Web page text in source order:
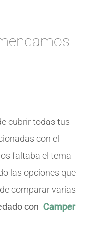
cubrir todas tus
con el
faltaba el tema
las opciones que
comparar varias
con Camper